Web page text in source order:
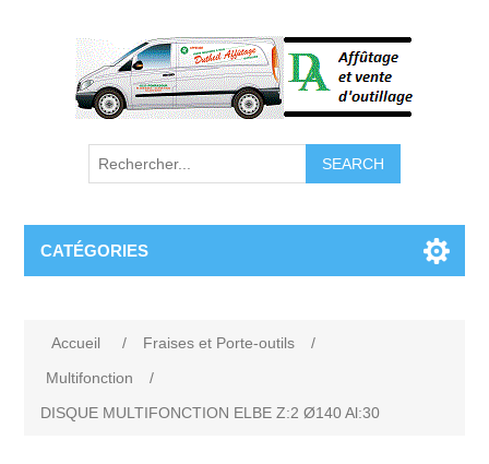
CATÉGORIES
Accueil / Fraises et Porte-outils
/
Multifonction
/
DISQUE MULTIFONCTION ELBE Z:2 Ø140 Al:30